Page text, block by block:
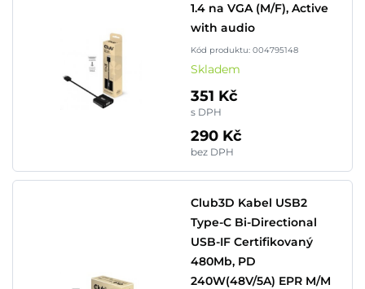
1.4 na VGA (M/F), Active
with audio
Kód produktu: 004795148
Skladem
351 Kč
s DPH
290 Kč
bez DPH
Club3D Kabel USB2
Type-C Bi-Directional
USB-IF Certifikovaný
480Mb, PD
240W(48V/5A) EPR M/M